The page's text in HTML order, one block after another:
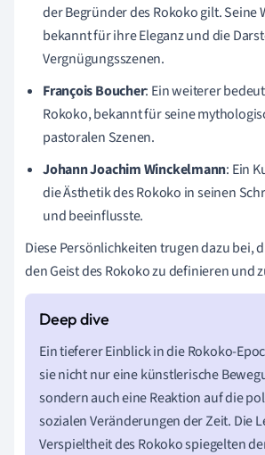
der Begründer des Rokoko gilt. Seine
bekannt für ihre Eleganz und die
Vergnügungsszenen.
François Boucher: Ein weiterer
Rokoko, bekannt für seine
pastoralen Szenen.
Johann Joachim Winckelmann: Ein
die Ästhetik des Rokoko in seinen
und beeinflusste.
Diese Persönlichkeiten trugen dazu bei,
den Geist des Rokoko zu definieren und
Ein tieferer Einblick in die Rokoko-
sie nicht nur eine künstlerische
sondern auch eine Reaktion auf die
sozialen Veränderungen der Zeit. Die
Verspieltheit des Rokoko spiegelten